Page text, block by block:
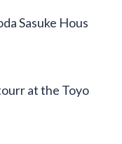
Sasuke Hous
at the Toyo